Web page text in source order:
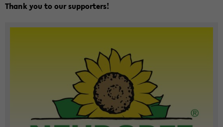
Thank you to our sup­port­ers!